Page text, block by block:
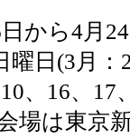
から4月
曜日(3月：
、16、17
場は東京